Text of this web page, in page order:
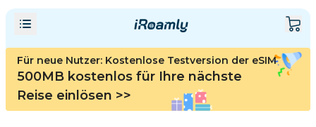
Für neue Nutzer: Kostenlose Testversion der eSIM
500MB kostenlos für Ihre nächste
Reise einlösen >>